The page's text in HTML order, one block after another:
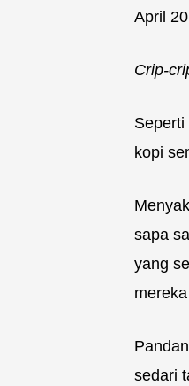
April
Crip-
kopi
sapa
yang
sedari